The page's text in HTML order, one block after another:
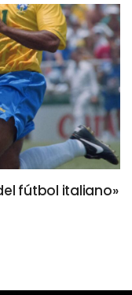
fútbol italiano»